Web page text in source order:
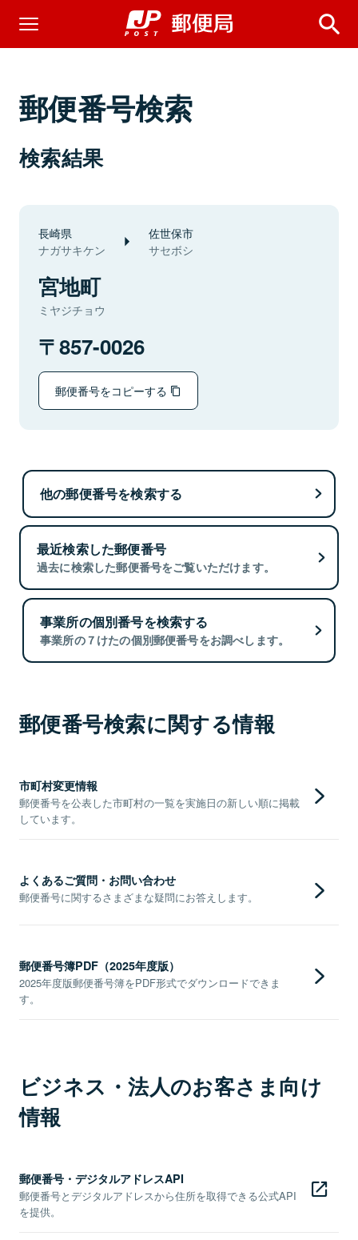
郵便番号検索
検索結果
長崎県
ナガサキケン
佐世保市
サセボシ
宮地町
ミヤジチョウ
857-0026
郵便番号をコピーする
他の郵便番号を検索する
最近検索した郵便番号
過去に検索した郵便番号をご覧いただけます。
事業所の個別番号を検索する
事業所の７けたの個別郵便番号をお調べします。
郵便番号検索に関する情報
市町村変更情報
郵便番号を公表した市町村の一覧を実施日の新しい順に掲載
しています。
よくあるご質問・お問い合わせ
郵便番号に関するさまざまな疑問にお答えします。
郵便番号簿PDF（2025年度版）
2025年度版郵便番号簿をPDF形式でダウンロードできま
す。
ビジネス・法人のお客さま向け
情報
郵便番号・デジタルアドレスAPI
郵便番号とデジタルアドレスから住所を取得できる公式API
を提供。